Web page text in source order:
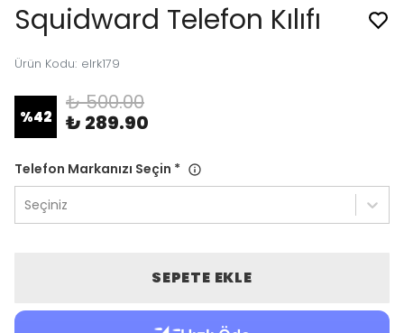
Squidward Telefon Kılıfı
Ürün Kodu: elrk179
%42
₺ 500.00
₺ 289.90
Telefon Markanızı Seçin *
Seçiniz
SEPETE EKLE